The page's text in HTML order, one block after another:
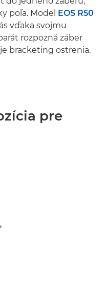
poľa. Model EOS R50
vďaka svojmu
rozpozná záber
bracketing ostrenia.
pre